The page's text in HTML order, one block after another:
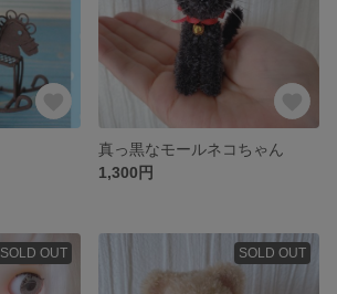
真っ黒なモールネコちゃん
1,300円
SOLD OUT SOLD OUT